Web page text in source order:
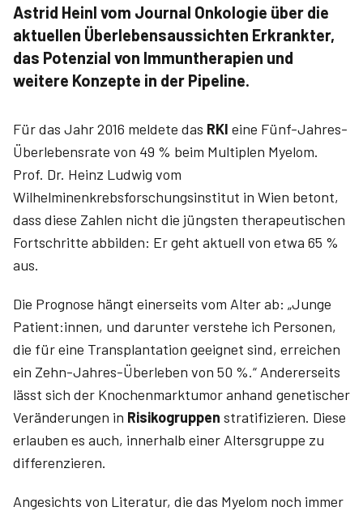
Astrid Heinl vom Journal ­Onkologie über die
aktuellen Überlebensaussichten Erkrankter,
das Potenzial von Immuntherapien und
weitere Konzepte in der Pipeline.
Für das Jahr 2016 meldete das RKI eine Fünf-Jahres-
Überlebensrate von 49 % beim Multiplen Myelom.
Prof. Dr. ­Heinz ­Ludwig vom
Wilhelminenkrebsforschungsinstitut in Wien betont,
dass diese Zahlen nicht die jüngsten therapeutischen
Fortschritte abbilden: Er geht aktuell von etwa 65 %
aus.
Die Prognose hängt einerseits vom Alter ab: „Junge
Patient:innen, und darunter verstehe ich Personen,
die für eine Transplantation geeignet sind, erreichen
ein Zehn-Jahres-Überleben von 50 %.“ Andererseits
lässt sich der Knochenmarktumor anhand genetischer
Veränderungen in Risikogruppen stratifizieren. Diese
erlauben es auch, innerhalb einer Altersgruppe zu
differenzieren.
Angesichts von Literatur, die das Myelom noch immer